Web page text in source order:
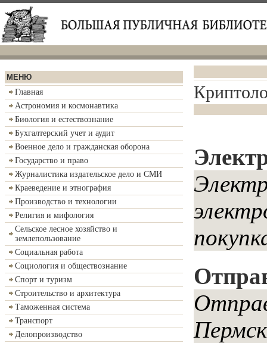
МЕНЮ
Главная
Астрономия и космонавтика
Биология и естествознание
Бухгалтерский учет и аудит
Военное дело и гражданская оборона
Государство и право
Журналистика издательское дело и СМИ
Краеведение и этнография
Производство и технологии
Религия и мифология
Сельское лесное хозяйство и
землепользование
Социальная работа
Социология и обществознание
Спорт и туризм
Строительство и архитектура
Таможенная система
Транспорт
Делопроизводство